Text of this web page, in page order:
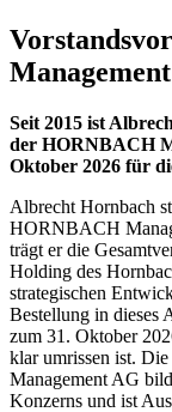
Seit 2015 ist
der HORNBACH
Oktober 2026 für
Albrecht Hornbach
HORNBACH
trägt er die
Holding des
strategischen
Bestellung in dieses
zum 31. Oktober
klar umrissen ist.
Management AG
Konzerns und ist